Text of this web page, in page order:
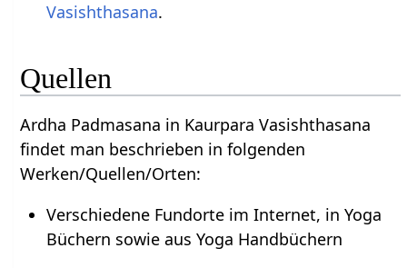
Vasishthasana.
Quellen
Ardha Padmasana in Kaurpara Vasishthasana
findet man beschrieben in folgenden
Werken/Quellen/Orten:
Verschiedene Fundorte im Internet, in Yoga
Büchern sowie aus Yoga Handbüchern